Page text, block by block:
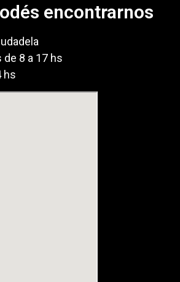
encontrarnos
de 8 a 17 hs
hs